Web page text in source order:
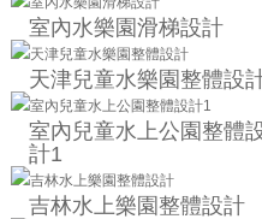
室內水樂園滑梯設計
天津兒童水樂園整體設
室內兒童水上公園整體
計1
吉林水上樂園整體設計